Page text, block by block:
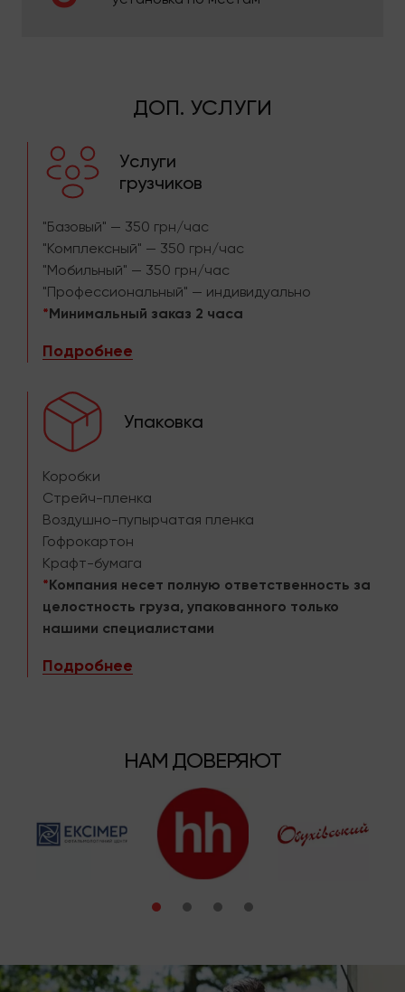
ДОП. УСЛУГИ
Услуги
грузчиков
"Базовый" — 350 грн/час
"Комплексный" — 350 грн/час
"Мобильный" — 350 грн/час
"Профессиональный" — индивидуально
*Минимальный заказ 2 часа
Подробнее
Упаковка
Коробки
Стрейч-пленка
Воздушно-пупырчатая пленка
Гофрокартон
Крафт-бумага
*Компания несет полную ответственность за
целостность груза, упакованного только
нашими специалистами
Подробнее
НАМ ДОВЕРЯЮТ